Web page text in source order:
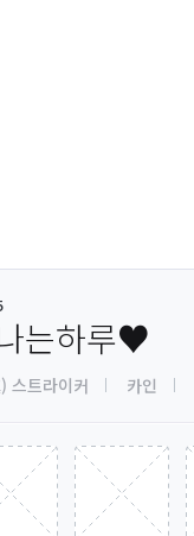
는하루♥
스트라이커 카인